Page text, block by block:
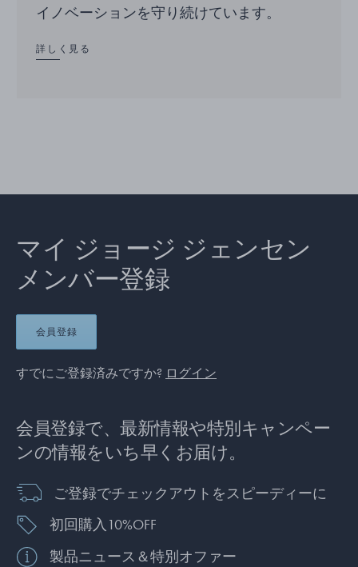
イノベーションを守り続けています。
詳しく見る
マイ ジョージ ジェンセン
メンバー登録
会員登録
すでにご登録済みですか? ログイン
会員登録で、最新情報や特別キャンペー
ンの情報をいち早くお届け。
ご登録でチェックアウトをスピーディーに
初回購入10%OFF
製品ニュース＆特別オファー